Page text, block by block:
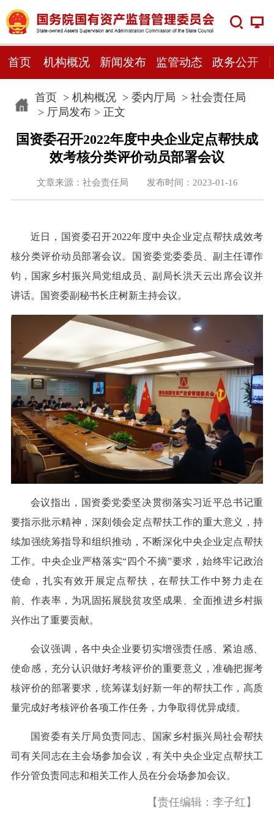
首页 机构概况 新闻发布 监管动态 政务公开
首页> 机构概况> 委内厅局 > 社会责任局
> 厅局发布> 正文
国资委召开2022年度中央企业定点帮扶成
效考核分类评价动员部署会议
文章来源：社会责任局 发布时间：2023-01-16
近日，国资委召开2022年度中央企业定点帮扶成效考
核分类评价动员部署会议。国资委党委委员、副主任谭作
钧，国家乡村振兴局党组成员、副局长洪天云出席会议并
讲话。国资委副秘书长庄树新主持会议。
会议指出，国资委党委坚决贯彻落实习近平总书记重
要指示批示精神，深刻领会定点帮扶工作的重大意义，持
续加强统筹指导和组织推动，不断深化中央企业定点帮扶
工作。中央企业严格落实“四个不摘”要求，始终牢记政治
使命，扎实有效开展定点帮扶，在帮扶工作中努力走在
前、作表率，为巩固拓展脱贫攻坚成果、全面推进乡村振
兴作出了重要贡献。
会议强调，各中央企业要切实增强责任感、紧迫感、
使命感，充分认识做好考核评价的重要意义，准确把握考
核评价的部署要求，统筹谋划好新一年的帮扶工作，高质
量完成好考核评价各项工作任务，力争取得优异成绩。
国资委有关厅局负责同志、国家乡村振兴局社会帮扶
司有关同志在主会场参加会议，有关中央企业定点帮扶工
作分管负责同志和相关工作人员在分会场参加会议。
【责任编辑：李子红】